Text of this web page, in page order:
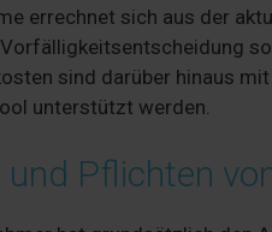
errechnet sich aus der
sind darüber hinaus
unterstützt werden.
und Pflichten